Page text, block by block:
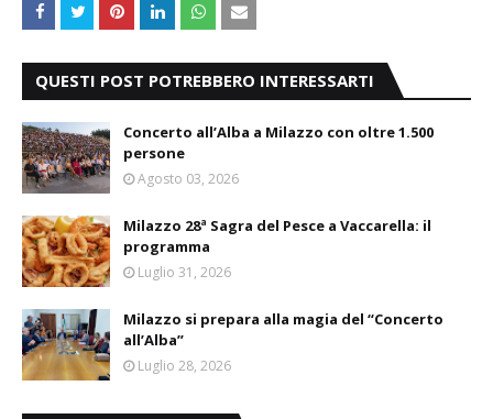
QUESTI POST POTREBBERO INTERESSARTI
Concerto all’Alba a Milazzo con oltre 1.500
persone
Agosto 03, 2026
Milazzo 28ª Sagra del Pesce a Vaccarella: il
programma
Luglio 31, 2026
Milazzo si prepara alla magia del “Concerto
all’Alba”
Luglio 28, 2026